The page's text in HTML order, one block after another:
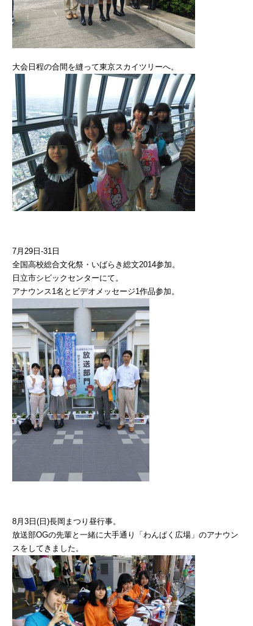
大会日程の合間を縫って東京スカイツリーへ。
7月29日-31日
全国高校総合文化祭・いばらき総文2014参加。
日立市シビックセンターにて。
アナウンス1名とビデオメッセージ1作品参加。
8月3日(日)長岡まつり昼行事。
放送部OGの先輩と一緒に大手通り「わんぱく広場」のアナウン
スをしてきました。